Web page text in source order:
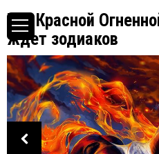
Год Красной
ждет зодиаков